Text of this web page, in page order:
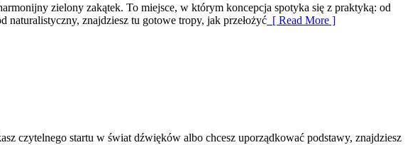
zielony zakątek. To miejsce, w którym koncepcja spotyka się z praktyką: od
naturalistyczny, znajdziesz tu gotowe tropy, jak przełożyć [ Read More ]
czytelnego startu w świat dźwięków albo chcesz uporządkować podstawy, znajdziesz